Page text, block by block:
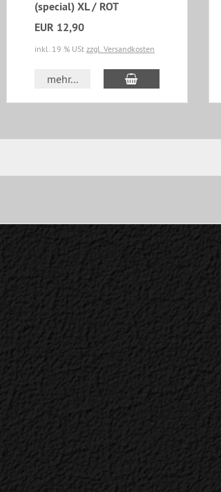
(special) XL / ROT
EUR 12,90
inkl. 19 % USt zzgl. Versandkosten
mehr... In den Warenkorb